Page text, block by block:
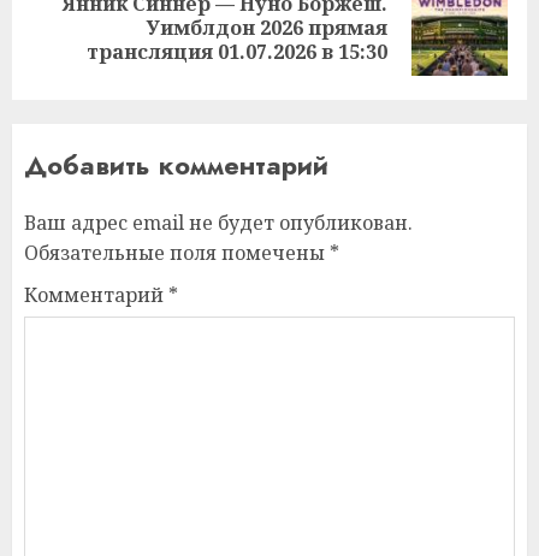
Следующая
запись:
Уимблдон 2026 прямая
трансляция 01.07.2026 в 15:30
Добавить комментарий
Ваш адрес email не будет опубликован.
Обязательные поля помечены *
Комментарий *